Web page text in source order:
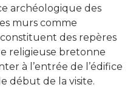
archéologique des
murs comme
constituent des repères
religieuse bretonne
à l’entrée de l’édifice
début de la visite.